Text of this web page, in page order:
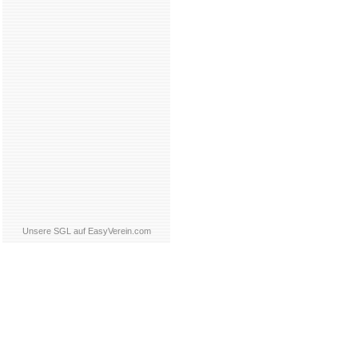
Unsere SGL auf EasyVerein.com